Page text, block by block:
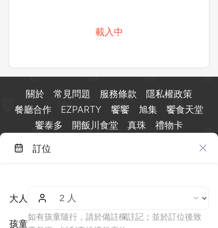
載入中
訂位
大人
孩童
如有孩童隨行，請於備註欄註記；並於訂位後致
關於 常見問題 服務條款
隱私權政策
餐廳合作
EZPARTY 饗饗 旭集
饗食天堂
饗泰多
開飯川食堂 真珠 禮物卡
週一至週日 10:00 至 18:00（國定假日除外）
統編：29084823